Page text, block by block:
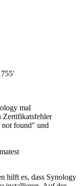
mal
Zertifikatsfehler
not found" und
hilft es, dass Synology